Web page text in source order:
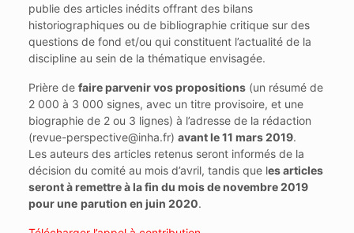
publie des articles inédits offrant des bilans
historiographiques ou de bibliographie critique sur des
questions de fond et/ou qui constituent l’actualité de la
discipline au sein de la thématique envisagée.
Prière de faire parvenir vos propositions(un résumé de
2 000 à 3 000 signes, avec un titre provisoire, et une
biographie de 2 ou 3 lignes) à l’adresse de la rédaction
(revue-perspective@inha.fr) avant le 11 mars 2019.
Les auteurs des articles retenus seront informés de la
décision du comité au mois d’avril, tandis que les articles
seront à remettre à la fin du mois de novembre 2019
pour une parution en juin 2020.